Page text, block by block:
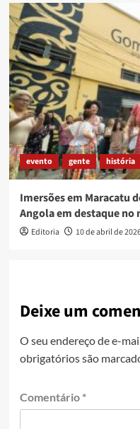
evento gente história
Imersões em Maracatu
Angola em destaque no
Editoria 10 de abril de
Deixe um
O seu endereço de e-
obrigatórios são
Comentário *